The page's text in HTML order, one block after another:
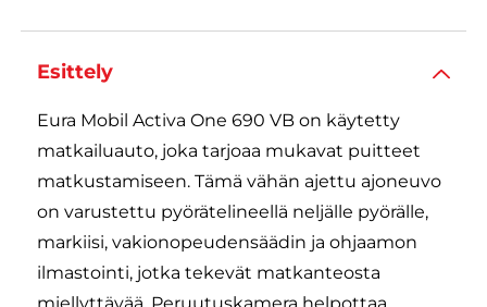
Esittely
Eura Mobil Activa One 690 VB on käytetty
matkailuauto, joka tarjoaa mukavat puitteet
matkustamiseen. Tämä vähän ajettu ajoneuvo
on varustettu pyörätelineellä neljälle pyörälle,
markiisi, vakionopeudensäädin ja ohjaamon
ilmastointi, jotka tekevät matkanteosta
miellyttävää. Peruutuskamera helpottaa